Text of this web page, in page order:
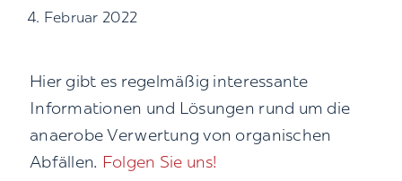
Service
4. Februar 2022
Hier gibt es regelmäßig interessante
Informationen und Lösungen rund um die
anaerobe Verwertung von organischen
Abfällen. Folgen Sie uns!